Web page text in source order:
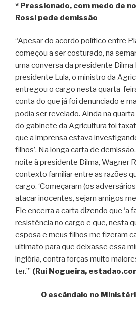
* Pressionado, com medo de
Rossi pede demissão
“Apesar do acordo político entre
começou a ser costurado, na
uma conversa da presidente
presidente Lula, o ministro da
entregou o cargo nesta quarta-
conta do que já foi denunciado e
podia ser revelado. Ainda na
do gabinete da Agricultura foi
que a imprensa estava
filhos’. Na longa carta de
noite à presidente Dilma, Wagner
contexto familiar entre as razões
cargo. ‘Começaram (os
atacar inocentes, sejam amigos
Ele encerra a carta dizendo que ‘a
resistência no cargo e que, nesta
esposa e meus filhos me fizeram
ultimato para que deixasse essa
inglória, contra forças muito
ter.’” (Rui Nogueira,
O escândalo no